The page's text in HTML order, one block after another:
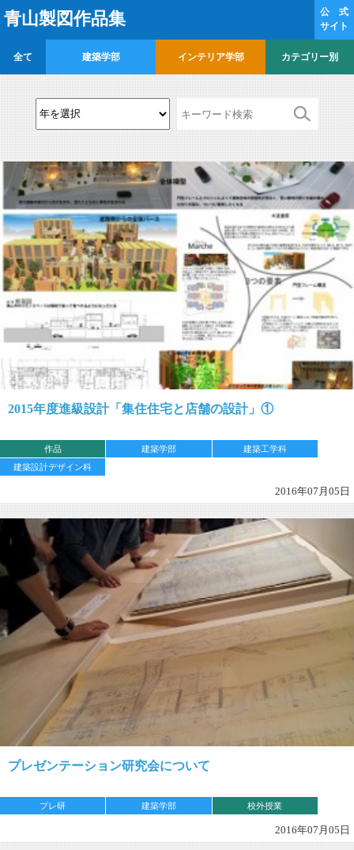
青山製図作品集
公 式
サイト
全て 建築学部 インテリア学部 カテゴリー別
2015年度進級設計「集住住宅と店舗の設計」①
作品 建築学部
建築工学科
建築設計デザイン科
2016年07月05日
プレゼンテーション研究会について
プレ研 建築学部 校外授業
2016年07月05日